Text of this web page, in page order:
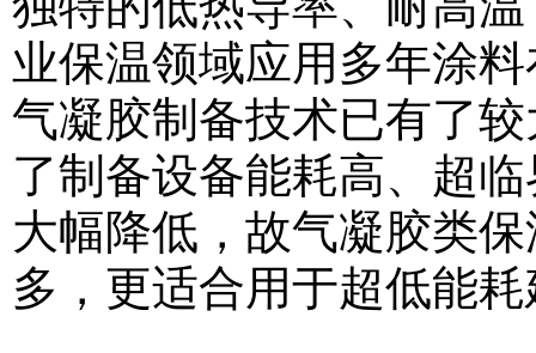
业保温领域应用多年涂料
气凝胶制备技术已有了
了制备设备能耗高、超
大幅降低，故气凝胶类
多，更适合用于超低能